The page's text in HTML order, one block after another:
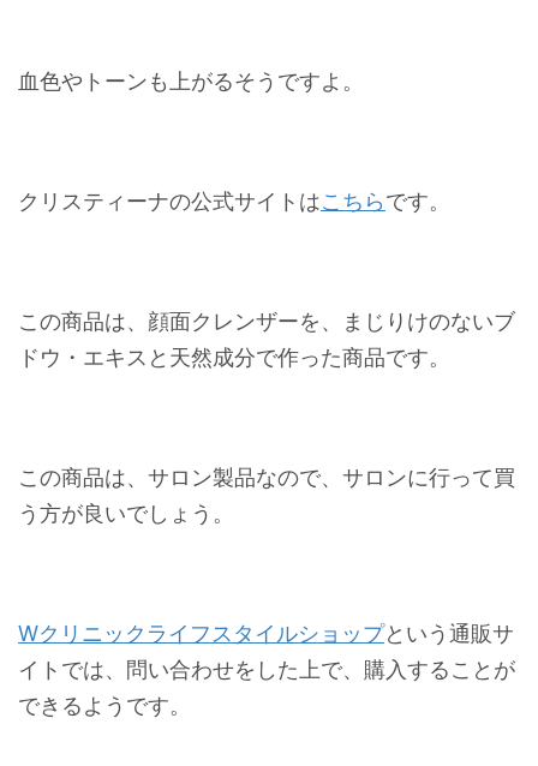
血色やトーンも上がるそうですよ。
クリスティーナの公式サイトはこちらです。
この商品は、顔面クレンザーを、まじりけのないブ
ドウ・エキスと天然成分で作った商品です。
この商品は、サロン製品なので、サロンに行って買
う方が良いでしょう。
Wクリニックライフスタイルショップという通販サ
イトでは、問い合わせをした上で、購入することが
できるようです。